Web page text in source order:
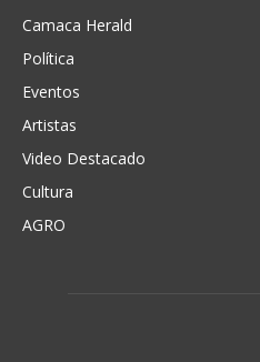
Camaca Herald
Política
Eventos
Artistas
Video Destacado
Cultura
AGRO